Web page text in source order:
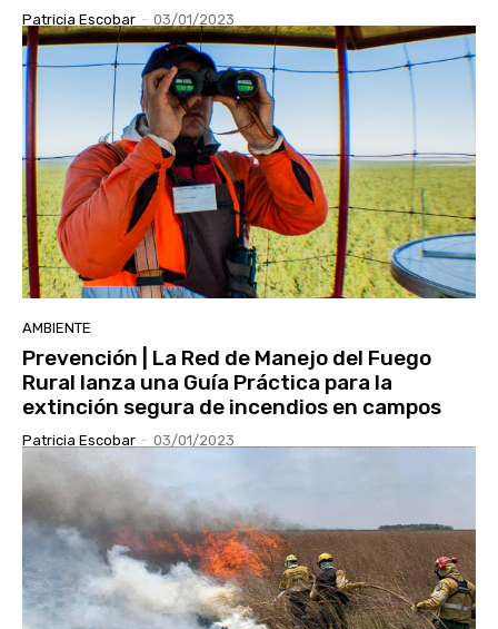
Patricia Escobar - 03/01/2023
AMBIENTE
Prevención | La Red de Manejo del Fuego
Rural lanza una Guía Práctica para la
extinción segura de incendios en campos
Patricia Escobar - 03/01/2023